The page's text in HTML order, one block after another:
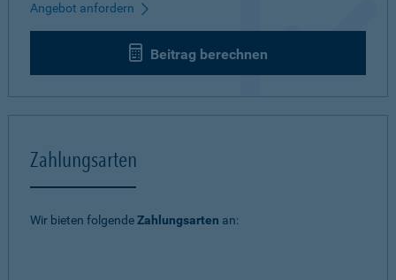
Angebot anfordern
Beitrag berechnen
Zahlungsarten
Wir bieten folgendeZahlungsarten an: